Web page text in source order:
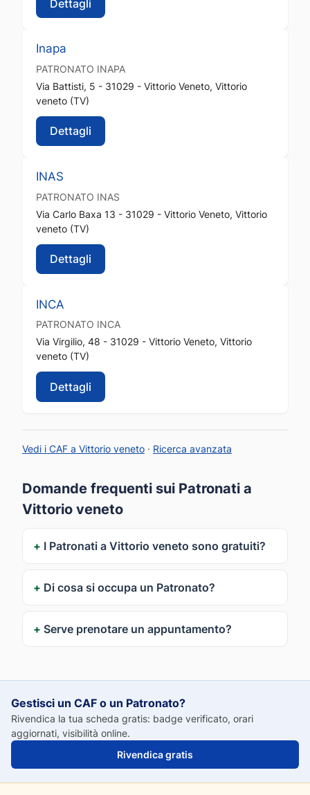
Dettagli
Inapa
PATRONATO INAPA
Via Battisti, 5 - 31029 - Vittorio Veneto, Vittorio
veneto (TV)
Dettagli
INAS
PATRONATO INAS
Via Carlo Baxa 13 - 31029 - Vittorio Veneto, Vittorio
veneto (TV)
Dettagli
INCA
PATRONATO INCA
Via Virgilio, 48 - 31029 - Vittorio Veneto, Vittorio
veneto (TV)
Dettagli
Vedi i CAF a Vittorio veneto · Ricerca avanzata
Domande frequenti sui Patronati a
Vittorio veneto
I Patronati a Vittorio veneto sono gratuiti?
Di cosa si occupa un Patronato?
Serve prenotare un appuntamento?
Gestisci un CAF o un Patronato?
Rivendica la tua scheda gratis: badge verificato, orari
aggiornati, visibilità online.
Rivendica gratis